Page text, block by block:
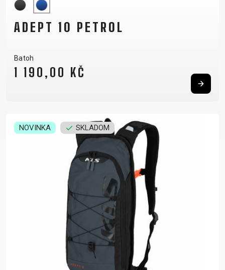
ADEPT 10 PETROL
Batoh
1 190,00 KČ
NOVINKA SKLADOM